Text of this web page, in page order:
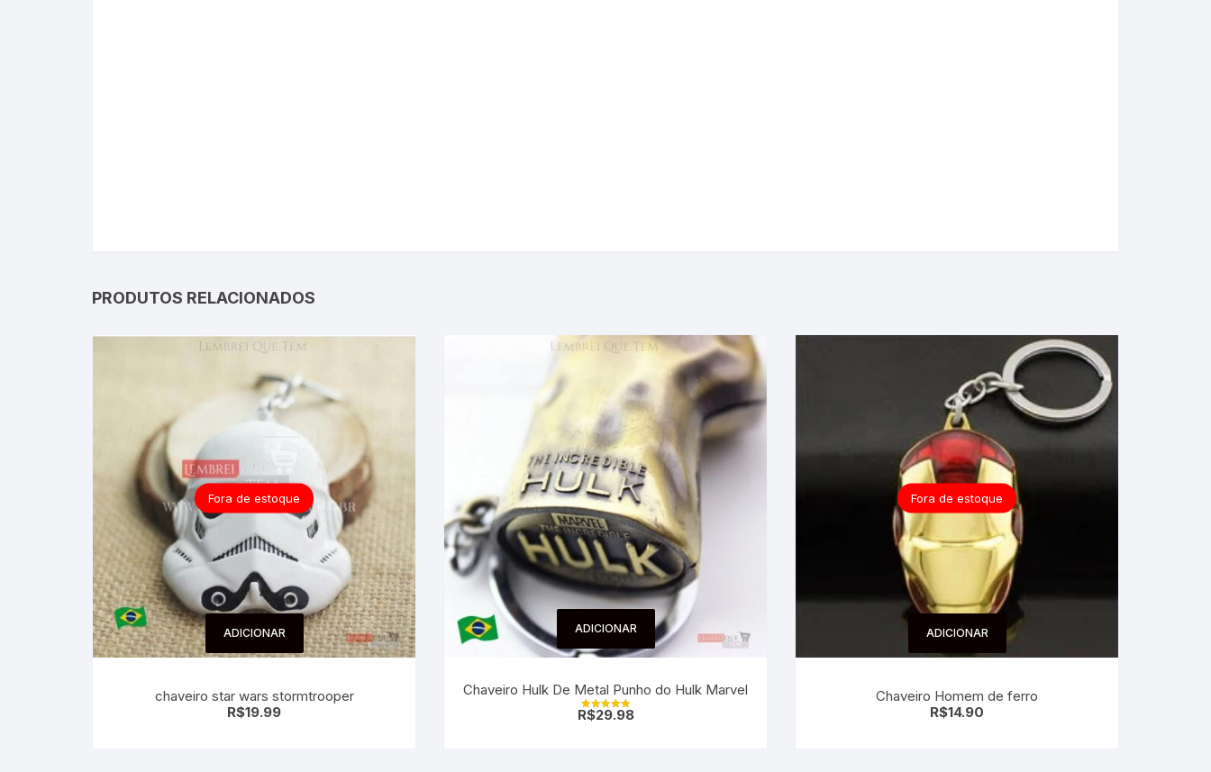
PRODUTOS RELACIONADOS
Fora de estoque
ADICIONAR
chaveiro star wars stormtrooper
R$19.99
ADICIONAR
Chaveiro Hulk De Metal Punho do Hulk Marvel
Avaliação
R$29.98
Fora de estoque
ADICIONAR
Chaveiro Homem de ferro
R$14.90